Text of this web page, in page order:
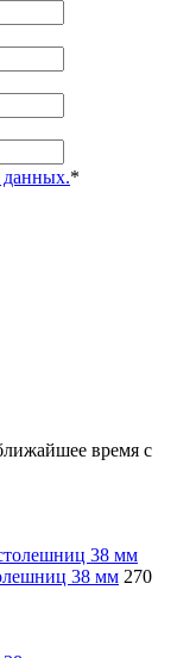
данных.*
время с
38 мм 270